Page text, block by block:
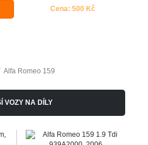
Cena: 500 Kč
Alfa Romeo 159
VOZY NA DÍLY